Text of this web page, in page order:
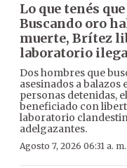
Lo que tenés
Buscando oro
muerte, Brítez
laboratorio
Dos hombres que
asesinados a
personas detenidas,
beneficiado con
laboratorio
adelgazantes.
Agosto 7, 2026 06:31 a. m.